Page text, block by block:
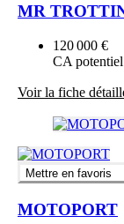
MR
120 000 €
CA potentiel
Voir la fiche
Mettre en favoris
MOTOPORT